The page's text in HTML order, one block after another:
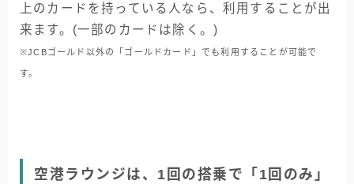
上のカードを持っている人なら、利用することが出
来ます。(一部のカードは除く。)
※JCBゴールド以外の「ゴールドカード」でも利用することが可能で
す。
空港ラウンジは、1回の搭乗で「1回のみ」